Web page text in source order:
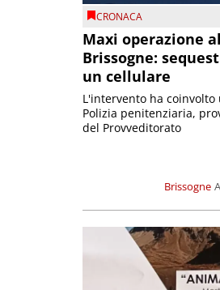
CRONACA
Maxi operazione
Brissogne:
un cellulare
Brissogne
L'intervento ha
Polizia penitenziaria,
del Provveditorato